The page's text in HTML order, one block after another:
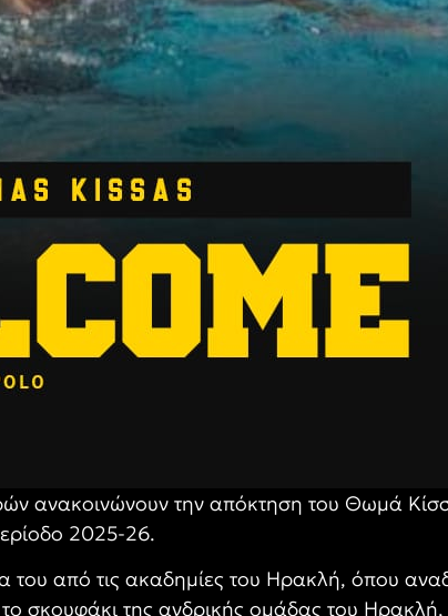
ανακοινώνουν την απόκτηση του Θωμά
2025-26.
από τις ακαδημίες του Ηρακλή, όπου
σκουφάκι της ανδρικής ομάδας του